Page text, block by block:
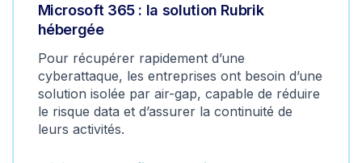
Microsoft 365 : la solution Rubrik
hébergée
Pour récupérer rapidement d’une
cyberattaque, les entreprises ont besoin d’une
solution isolée par air-gap, capable de réduire
le risque data et d’assurer la continuité de
leurs activités.